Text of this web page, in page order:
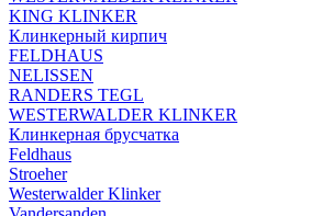
KING KLINKER
Клинкерный кирпич
FELDHAUS
NELISSEN
RANDERS TEGL
WESTERWALDER KLINKER
Клинкерная брусчатка
Feldhaus
Stroeher
Westerwalder Klinker